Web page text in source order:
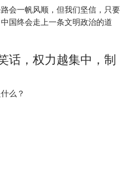
会一帆风顺，但我们坚信，只要
国终会走上一条文明政治的道
话，权力越集中，制
么？